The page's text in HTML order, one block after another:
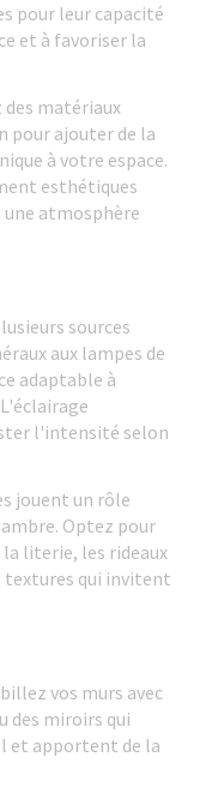
pour leur capacité
et à favoriser la
matériaux
pour ajouter de la
à votre espace.
esthétiques
atmosphère
sources
aux lampes de
adaptable à
l'intensité selon
jouent un rôle
Optez pour
la literie, les rideaux
textures qui invitent
vos murs avec
des miroirs qui
et apportent de la